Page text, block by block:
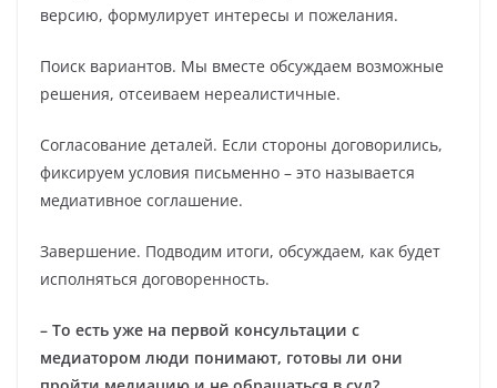
версию, формулирует интересы и пожелания.
Поиск вариантов. Мы вместе обсуждаем возможные
решения, отсеиваем нереалистичные.
Согласование деталей. Если стороны договорились,
фиксируем условия письменно – это называется
медиативное соглашение.
Завершение. Подводим итоги, обсуждаем, как будет
исполняться договоренность.
– То есть уже на первой консультации с
медиатором люди понимают, готовы ли они